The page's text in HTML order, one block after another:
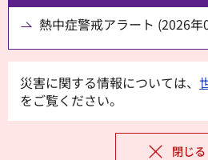
熱中症警戒アラート (2026
災害に関する情報については、
をご覧ください。
閉じる